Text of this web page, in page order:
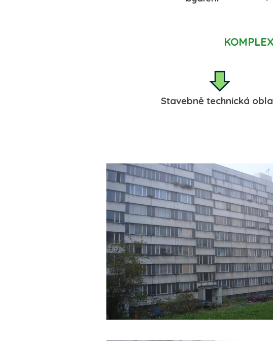
Stavebně